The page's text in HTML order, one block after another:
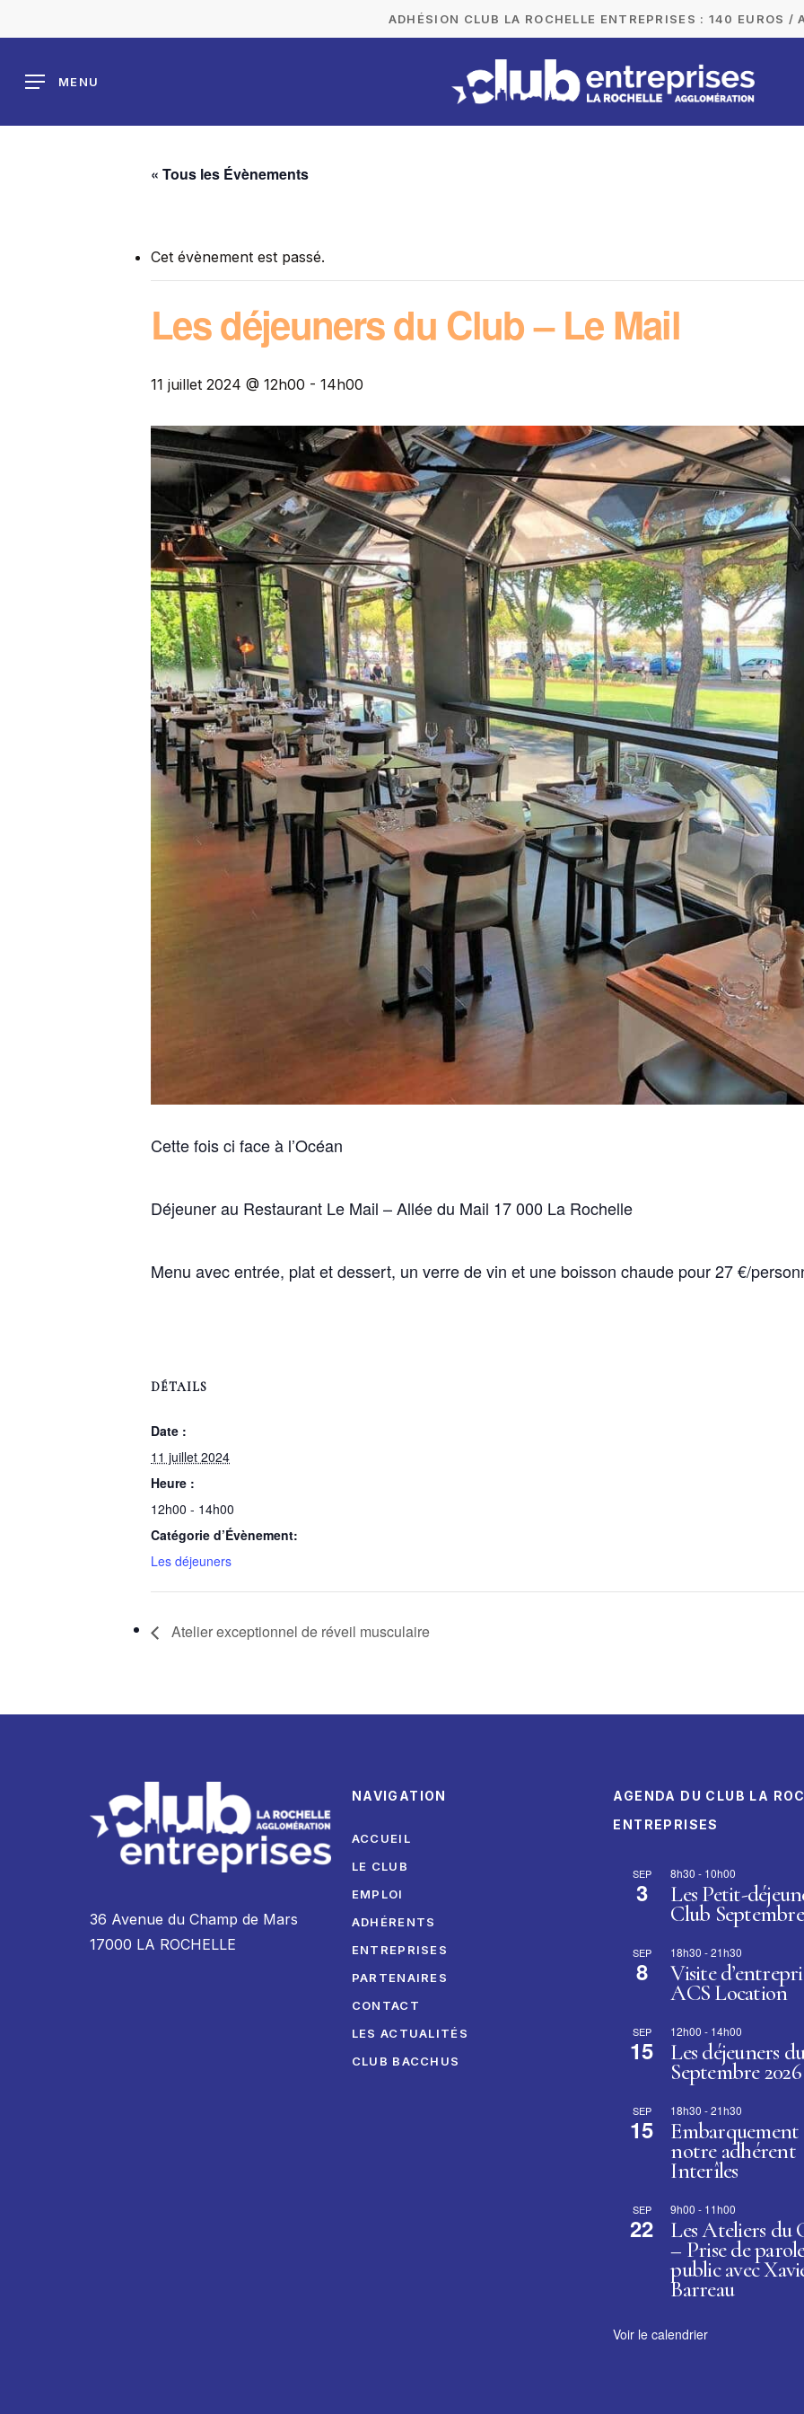
to
content
ADHÉSION CLUB LA ROCHELLE ENTREPRISES : 140 EUROS /
MENU
« Tous les Évènements
Cet évènement est passé.
Les déjeuners du Club – Le Mail
11 juillet 2024 @ 12h00 - 14h00
Cette fois ci face à l’Océan
Déjeuner au Restaurant Le Mail – Allée du Mail 17 000 La Rochelle
Menu avec entrée, plat et dessert, un verre de vin et une boisson chaude pour 27 €/
DÉTAILS
Date :
11 juillet 2024
Heure :
12h00 - 14h00
Catégorie d’Évènement:
Les déjeuners
Atelier exceptionnel de réveil musculaire
36 Avenue du Champ de Mars
17000 LA ROCHELLE
NAVIGATION
ACCUEIL
LE CLUB
EMPLOI
ADHÉRENTS
ENTREPRISES
PARTENAIRES
CONTACT
LES ACTUALITÉS
CLUB BACCHUS
AGENDA DU CLUB LA
ENTREPRISES
SEP
3
8h30 - 10h00
Les Petit-
Club
SEP
8
18h30 -21h30
Visite
ACS Location
SEP
15
12h00 - 14h00
Les déjeuners
Septembre 2026
SEP
15
18h30 -21h30
Embarquement
notre adhérent
Interîles
SEP
22
9h00 - 11h00
Les Ateliers du
– Prise de
public avec
Barreau
Voir le calendrier